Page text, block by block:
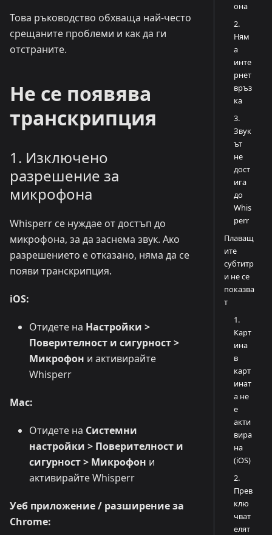
Това ръководство обхваща най-често
срещаните проблеми и как да ги
отстраните.
Не се появява
транскрипция
1. Изключено
разрешение за
микрофона
Whisperr се нуждае от достъп до
микрофона, за да заснема звук. Ако
разрешението е отказано, няма да се
появи транскрипция.
iOS:
Отидете на Настройки >
Поверителност и сигурност >
Микрофон и активирайте
Whisperr
Mac:
Отидете на Системни
настройки > Поверителност и
сигурност > Микрофон и
активирайте Whisperr
Уеб приложение / разширение за
Chrome:
она
2.
Ням
а
инте
рнет
връз
ка
3.
Звук
ът
не
дост
ига
до
Whis
perr
Плаващ
ите
субтитр
и не се
показва
т
1.
Карт
ина
в
карт
инат
а не
е
акти
вира
на
(iOS)
2.
Прев
клю
чват
елят